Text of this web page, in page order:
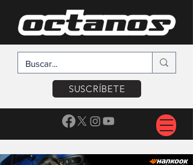
SUSCRÍBETE